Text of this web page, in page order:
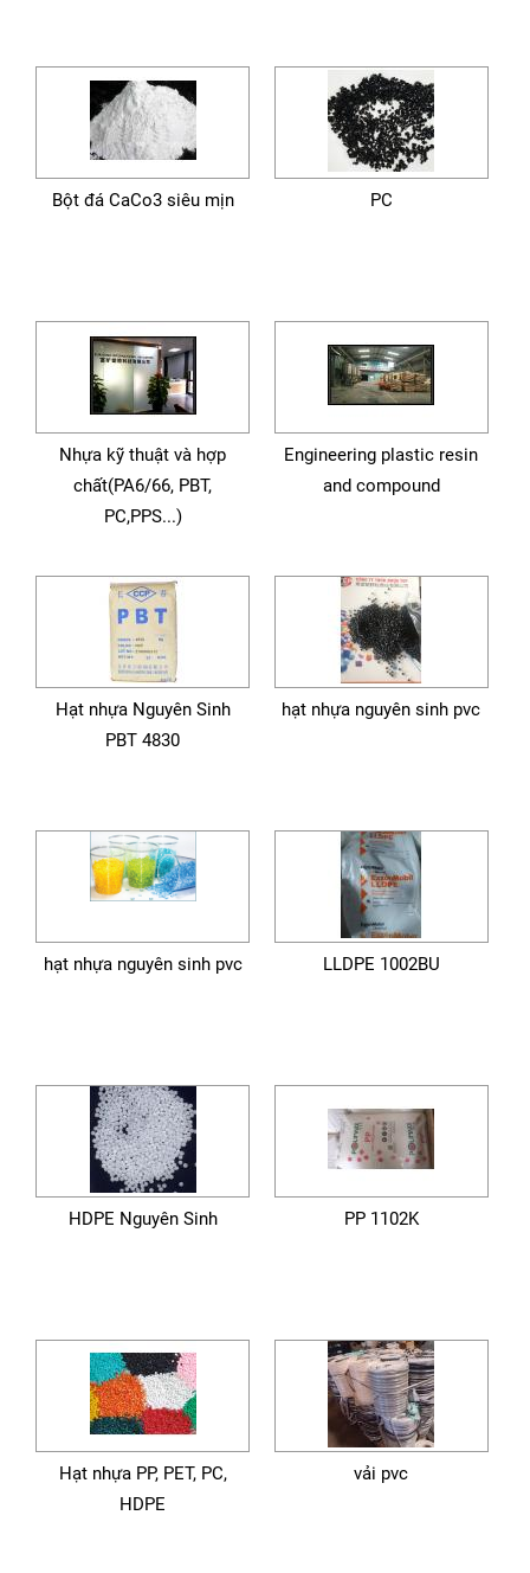
Bột đá CaCo3 siêu mịn PC
Nhựa kỹ thuật và hợp
chất(PA6/66, PBT,
PC,PPS...)
Engineering plastic resin
and compound
Hạt nhựa Nguyên Sinh
PBT 4830
hạt nhựa nguyên sinh pvc
hạt nhựa nguyên sinh pvc LLDPE 1002BU
HDPE Nguyên Sinh PP 1102K
Hạt nhựa PP, PET, PC,
HDPE
vải pvc